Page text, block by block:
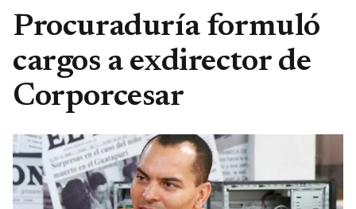
Procuraduría formuló
cargos a exdirector de
Corporcesar